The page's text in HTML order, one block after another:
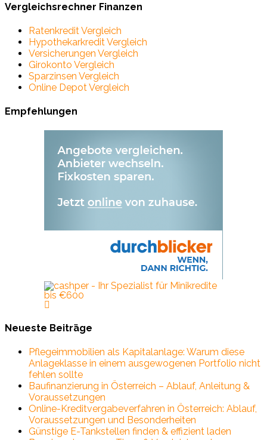
Vergleichsrechner Finanzen
Ratenkredit Vergleich
Hypothekarkredit Vergleich
Versicherungen Vergleich
Girokonto Vergleich
Sparzinsen Vergleich
Online Depot Vergleich
Empfehlungen
Neueste Beiträge
Pflegeimmobilien als Kapitalanlage: Warum diese
Anlageklasse in einem ausgewogenen Portfolio nicht
fehlen sollte
Baufinanzierung in Österreich – Ablauf, Anleitung &
Voraussetzungen
Online-Kreditvergabeverfahren in Österreich: Ablauf,
Voraussetzungen und Besonderheiten
Günstige E-Tankstellen finden & effizient laden